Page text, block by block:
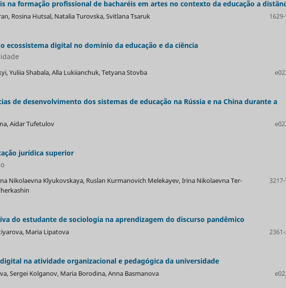
na formação profissional de bacharéis em artes no contexto da educação a
Rosina Hutsal, Natalia Turovska, Svitlana Tsaruk
ecossistema digital no domínio da educação e da ciência
Yuliia Shabala, Alla Lukіianchuk, Tetyana Stovba
de desenvolvimento dos sistemas de educação na Rússia e na China durante a
Aidar Tufetulov
jurídica superior
Nikolaevna Klyukovskaya, Ruslan Kurmanovich Melekayev, Irina Nikolaevna Ter-
do estudante de sociologia na aprendizagem do discurso pandêmico
Maria Lipatova
na atividade organizacional e pedagógica da universidade
Sergei Kolganov, Maria Borodina, Anna Basmanova